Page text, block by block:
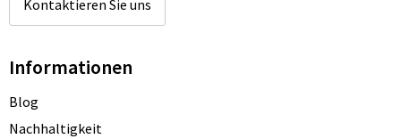
Kontaktieren Sie uns
Informationen
Blog
Nachhaltigkeit